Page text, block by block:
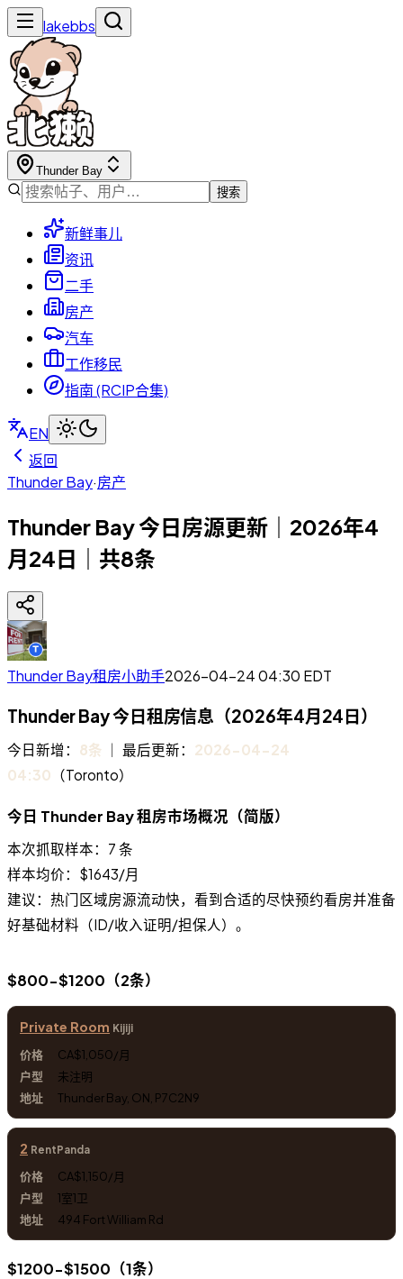
lakebbs
Thunder Bay
搜索
新鲜事儿
资讯
二手
房产
汽车
工作移民
指南 (RCIP合集)
EN
返回
Thunder Bay·房产
Thunder Bay 今日房源更新｜2026年4
月24日｜共8条
Thunder Bay租房小助手2026-04-24 04:30 EDT
Thunder Bay 今日租房信息（2026年4月24日）
今日新增： 8条 ｜ 最后更新： 2026-04-24
04:30 （Toronto）
今日 Thunder Bay 租房市场概况（简版）
本次抓取样本：7 条
样本均价：$1643/月
建议：热门区域房源流动快，看到合适的尽快预约看房并准备
好基础材料（ID/收入证明/担保人）。
$800-$1200（2条）
Private Room Kijiji
CA$1,050/月
未注明
Thunder Bay, ON, P7C2N9
2 RentPanda
CA$1,150/月
1室1卫
494 Fort William Rd
$1200-$1500（1条）